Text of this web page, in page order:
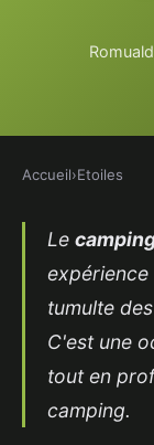
Romuald
Accueil›Etoiles
Le
expérience
tumulte
C'est une
tout en
camping.